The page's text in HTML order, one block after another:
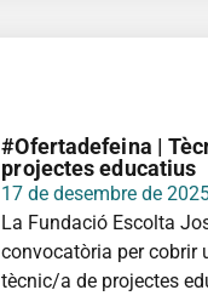
#Ofertadefeina |
projectes educatius
17 de desembre de
La Fundació Escolta
convocatòria per cobrir
tècnic/a de projectes